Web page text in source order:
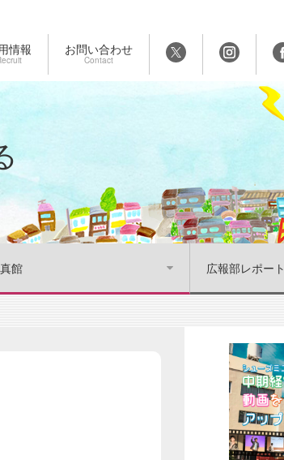
情報 お問い合わせ
Contact
館 広報部レポート